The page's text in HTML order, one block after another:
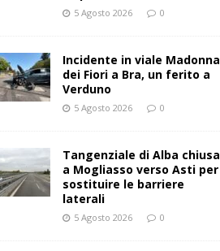
5 Agosto 2026 0
Incidente in viale Madonna
dei Fiori a Bra, un ferito a
Verduno
5 Agosto 2026 0
Tangenziale di Alba chiusa
a Mogliasso verso Asti per
sostituire le barriere
laterali
5 Agosto 2026 0